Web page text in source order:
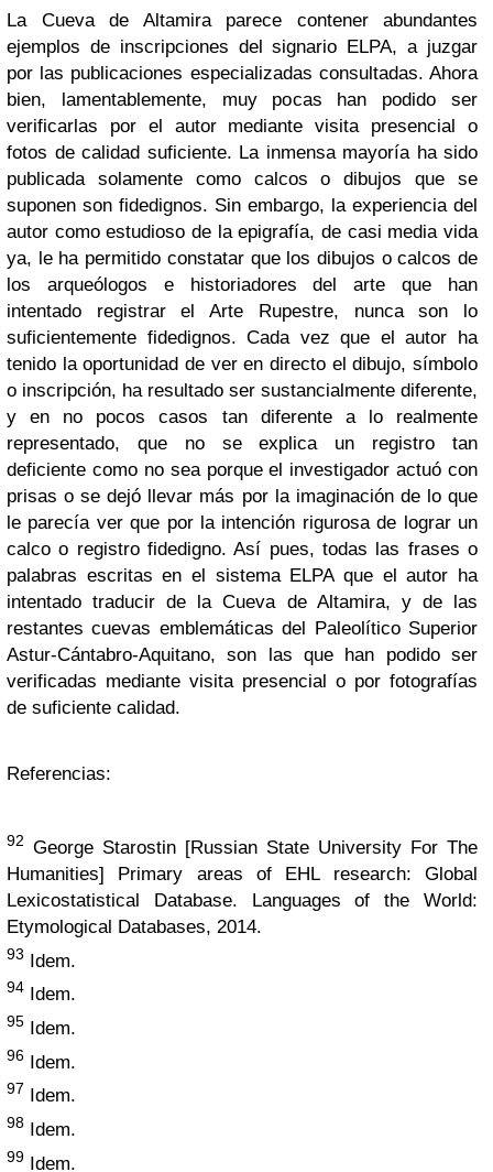
La Cueva de Altamira parece contener abundantes
ejemplos de inscripciones del signario ELPA, a juzgar
por las publicaciones especializadas consultadas. Ahora
bien, lamentablemente, muy pocas han podido ser
verificarlas por el autor mediante visita presencial o
fotos de calidad suficiente. La inmensa mayoría ha sido
publicada solamente como calcos o dibujos que se
suponen son fidedignos. Sin embargo, la experiencia del
autor como estudioso de la epigrafía, de casi media vida
ya, le ha permitido constatar que los dibujos o calcos de
los arqueólogos e historiadores del arte que han
intentado registrar el Arte Rupestre, nunca son lo
suficientemente fidedignos. Cada vez que el autor ha
tenido la oportunidad de ver en directo el dibujo, símbolo
o inscripción, ha resultado ser sustancialmente diferente,
y en no pocos casos tan diferente a lo realmente
representado, que no se explica un registro tan
deficiente como no sea porque el investigador actuó con
prisas o se dejó llevar más por la imaginación de lo que
le parecía ver que por la intención rigurosa de lograr un
calco o registro fidedigno. Así pues, todas las frases o
palabras escritas en el sistema ELPA que el autor ha
intentado traducir de la Cueva de Altamira, y de las
restantes cuevas emblemáticas del Paleolítico Superior
Astur-Cántabro-Aquitano, son las que han podido ser
verificadas mediante visita presencial o por fotografías
de suficiente calidad.
Referencias:
92 George Starostin [Russian State University For The
Humanities] Primary areas of EHL research: Global
Lexicostatistical Database. Languages of the World:
Etymological Databases, 2014.
93 Idem.
94 Idem.
95 Idem.
96 Idem.
97 Idem.
98 Idem.
99 Idem.